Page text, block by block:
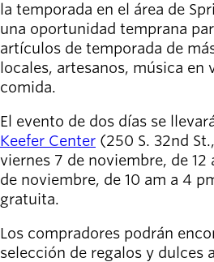
Secondary
navigation
Board of
Directors
About the
district
Exercise
classes
Pool
schedule
Court
la temporada en el área de
una oportunidad temprana
artículos de temporada de
locales, artesanos, música en
comida.
El evento de dos días se
Keefer Center (250 S. 32nd
viernes 7 de noviembre, de 12
de noviembre, de 10 am a 4
gratuita.
Los compradores podrán
selección de regalos y dulces